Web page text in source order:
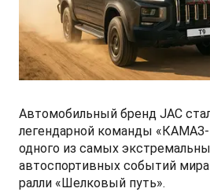
от
от
ФИНАНСЫ И УСЛУГИ
Кредитование
Кредитный калькулятор
ПОДДЕРЖКА
Помощь на дорогах
Регламент ТО
Руководство по обслуживанию
СМИ о нас
Контакты
Партнеры
Автомобильный бренд JAC
легендарной команды
одного из самых
автоспортивных событий
ралли «Шелковый путь».